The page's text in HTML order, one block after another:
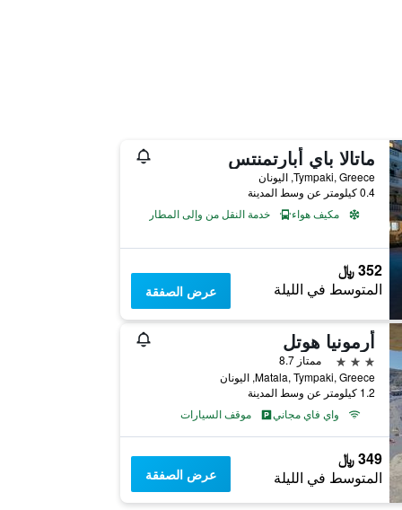
ماتالا باي أبارتمنتس
Tympaki, Greece, اليونان
0.4 كيلومتر عن وسط المدينة
مكيف هواء
خدمة النقل من وإلى المطار
352 ﷼
المتوسط في الليلة عرض الصفقة
أرمونيا هوتل
3 نجوم
ممتاز 8.7
Matala, Tympaki, Greece, اليونان
1.2 كيلومتر عن وسط المدينة
واي فاي مجاني
موقف السيارات
349 ﷼
المتوسط في الليلة عرض الصفقة